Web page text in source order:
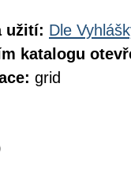
užití: Dle
katalogu
grid